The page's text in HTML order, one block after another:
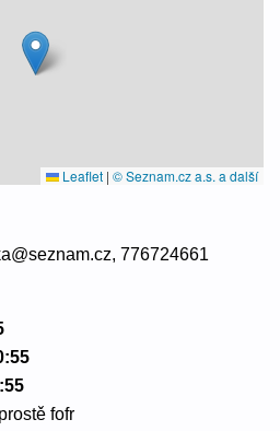
Leaflet | © Seznam.cz a.s. a další
776724661
fofr